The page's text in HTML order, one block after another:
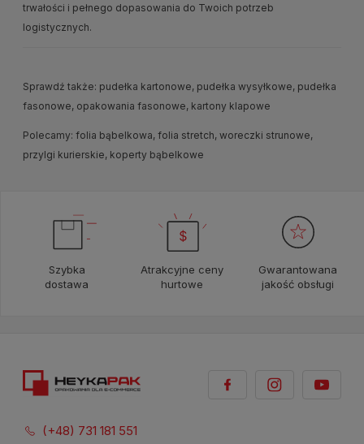
trwałości i pełnego dopasowania do Twoich potrzeb
logistycznych.
Sprawdź także: pudełka kartonowe, pudełka wysyłkowe, pudełka
fasonowe, opakowania fasonowe, kartony klapowe
Polecamy: folia bąbelkowa, folia stretch, woreczki strunowe,
przylgi kurierskie, koperty bąbelkowe
Szybka
dostawa
Atrakcyjne ceny
hurtowe
Gwarantowana
jakość obsługi
(+48) 731 181 551